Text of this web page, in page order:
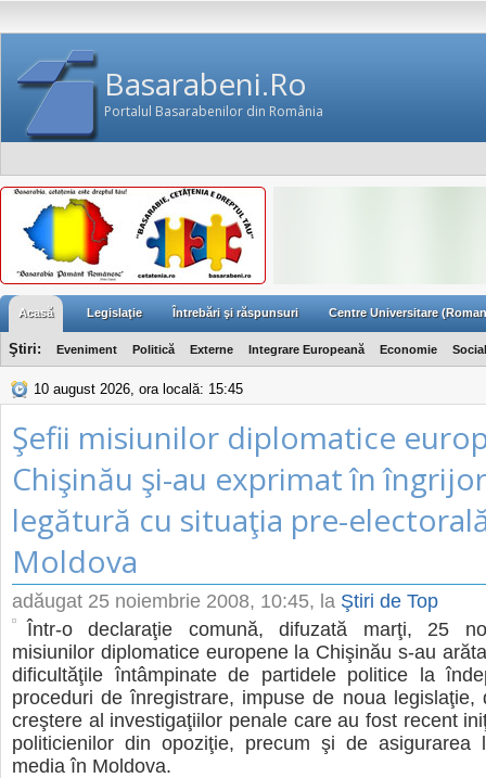
Basarabeni.Ro
Portalul Basarabenilor din România
Acasă Legislaţie Întrebări şi răspunsuri Centre Universitare
Ştiri: Eveniment Politică Externe Integrare Europeană Economie Social
10 august 2026, ora locală: 15:45
Şefii misiunilor diplomatice
Chişinău şi-au exprimat în
legătură cu situaţia pre-
Moldova
adăugat 25 noiembrie 2008, 10:45, la Ştiri de Top
Într-o declaraţie comună, difuzată marţi, 25
misiunilor diplomatice europene la Chişinău s-au
dificultăţile întâmpinate de partidele politice la
proceduri de înregistrare, impuse de noua legislaţie,
creştere al investigaţiilor penale care au fost recent
politicienilor din opoziţie, precum şi de asigurarea
media în Moldova.